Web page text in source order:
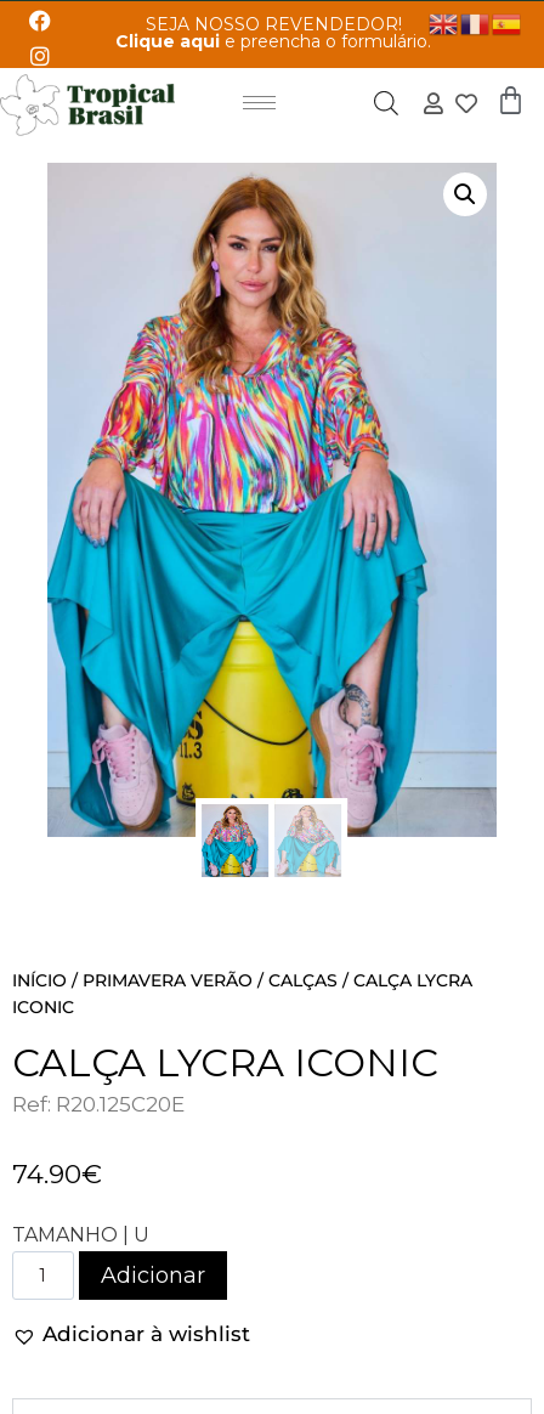
SEJA NOSSO REVENDEDOR!
Clique aqui e preencha o formulário.
INÍCIO / PRIMAVERA VERÃO /CALÇAS / CALÇA LYCRA
ICONIC
CALÇA LYCRA ICONIC
Ref: R20.125C20E
74.90€
TAMANHO | U
Adicionar
Adicionar à wishlist